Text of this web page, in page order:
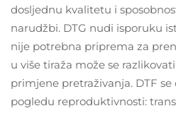
dosljednu kvalitetu i
narudžbi. DTG nudi isporuku
nije potrebna priprema za
u više tiraža može se
primjene pretraživanja. DTF
pogledu reproduktivnosti: